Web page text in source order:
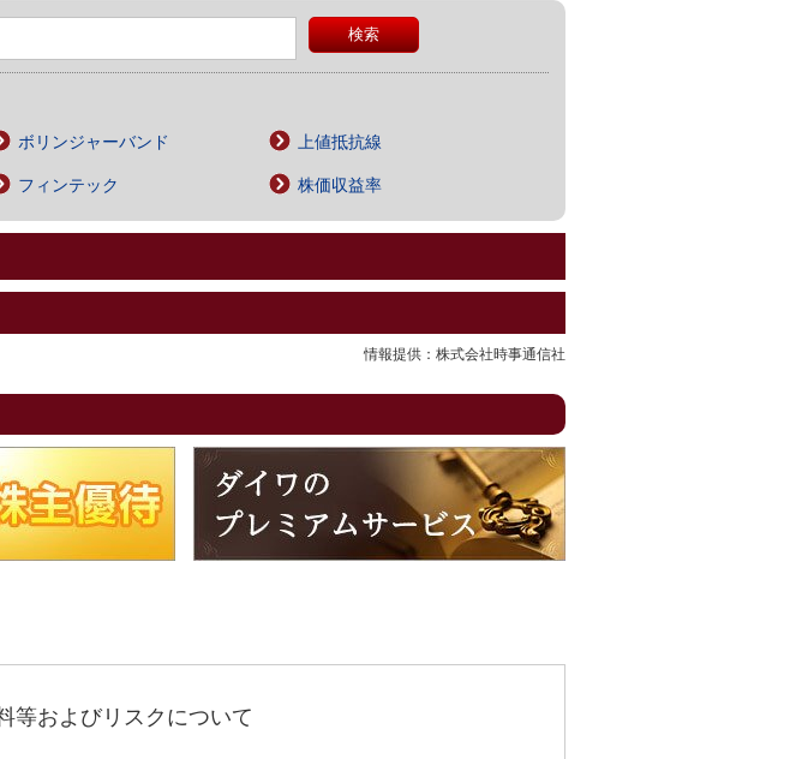
ボリンジャーバンド 上値抵抗線
フィンテック 株価収益率
情報提供：株式会社時事通信社
等およびリスクについて